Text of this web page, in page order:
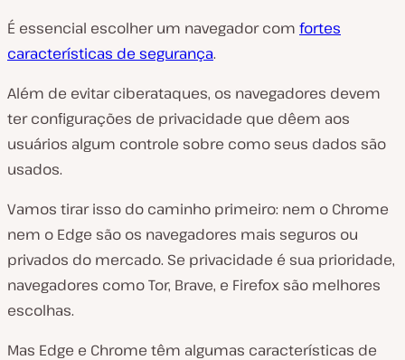
É essencial escolher um navegador com fortes
características de segurança.
Além de evitar ciberataques, os navegadores devem
ter configurações de privacidade que dêem aos
usuários algum controle sobre como seus dados são
usados.
Vamos tirar isso do caminho primeiro: nem o Chrome
nem o Edge são os navegadores mais seguros ou
privados do mercado. Se privacidade é sua prioridade,
navegadores como Tor, Brave, e Firefox são melhores
escolhas.
Mas Edge e Chrome têm algumas características de